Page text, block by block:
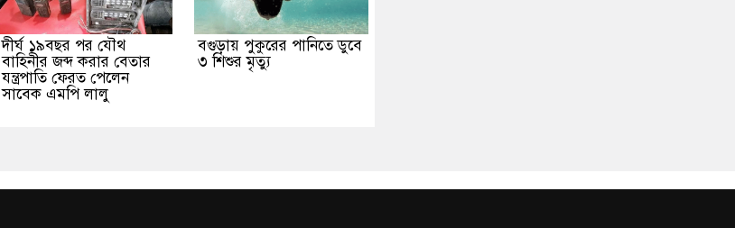
দীর্ঘ ১৯বছর পর যৌথ
বাহিনীর জব্দ করার বেতার
যন্ত্রপাতি ফেরত পেলেন
সাবেক এমপি লালু
বগুড়ায় পুকুরের পানিতে ডুবে
৩ শিশুর মৃত্যু